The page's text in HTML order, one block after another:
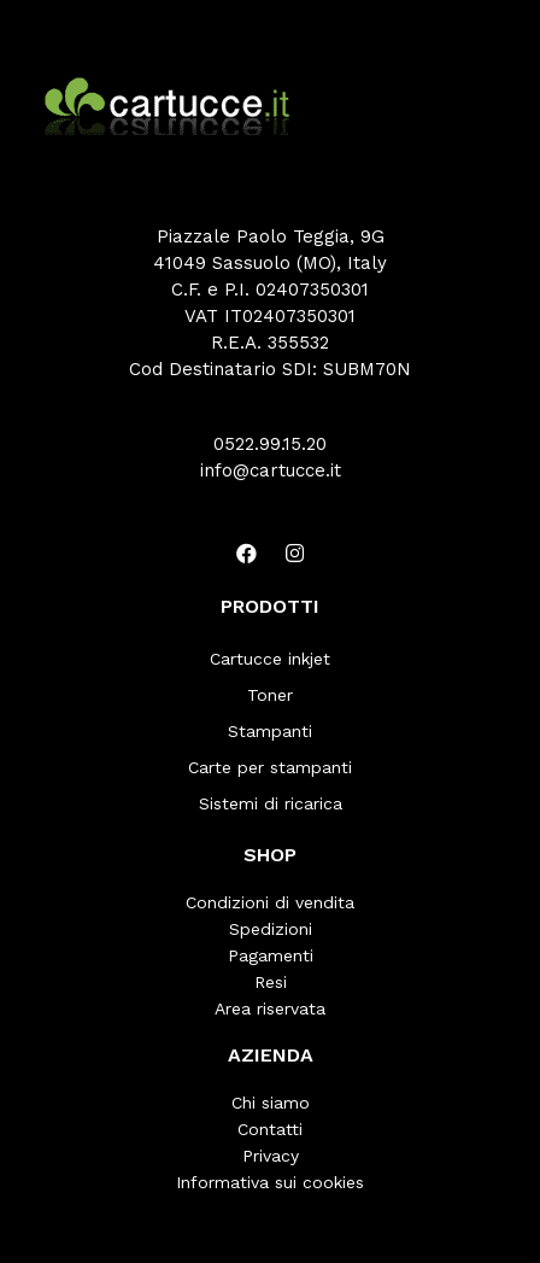
Piazzale Paolo Teggia, 9G
41049 Sassuolo (MO), Italy
C.F. e P.I. 02407350301
VAT IT02407350301
R.E.A. 355532
Cod Destinatario SDI: SUBM70N
0522.99.15.20
info@cartucce.it
PRODOTTI
Cartucce inkjet
Toner
Stampanti
Carte per stampanti
Sistemi di ricarica
SHOP
Condizioni di vendita
Spedizioni
Pagamenti
Resi
Area riservata
AZIENDA
Chi siamo
Contatti
Privacy
Informativa sui cookies